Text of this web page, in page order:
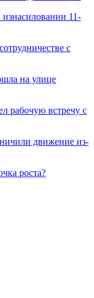
11-
с
на улице
рабочую встречу с
движение из-
роста?